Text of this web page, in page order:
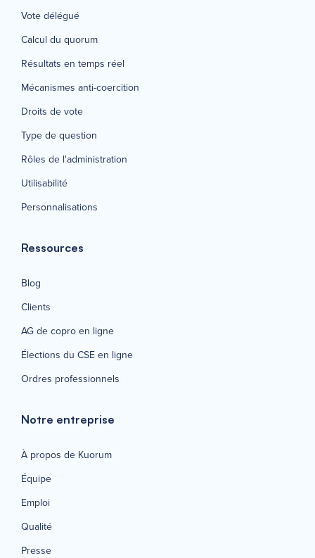
Vote délégué
Calcul du quorum
Résultats en temps réel
Mécanismes anti-coercition
Droits de vote
Type de question
Rôles de l'administration
Utilisabilité
Personnalisations
Ressources
Blog
Clients
AG de copro en ligne
Élections du CSE en ligne
Ordres professionnels
Notre entreprise
À propos de Kuorum
Équipe
Emploi
Qualité
Presse